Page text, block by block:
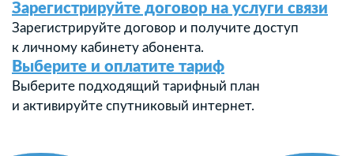
Зарегистрируйте договор на услуги связи
Зарегистрируйте договор и получите доступ
к личному кабинету абонента.
Выберите и оплатите тариф
Выберите подходящий тарифный план
и активируйте спутниковый интернет.